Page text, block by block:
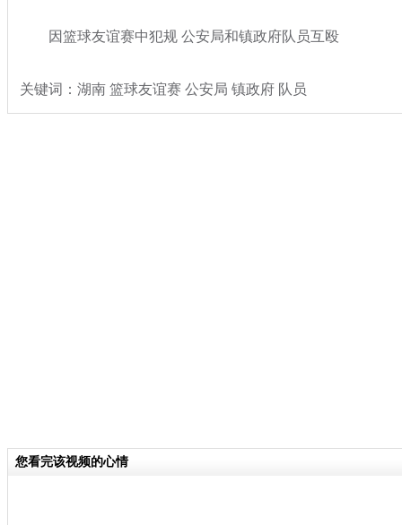
因篮球友谊赛中犯规 公安局和镇政府队员互殴
关键词：湖南 篮球友谊赛 公安局 镇政府 队员
您看完该视频的心情